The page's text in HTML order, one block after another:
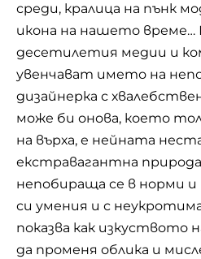
среди, кралица на пънк
икона на нашето време…
десетилетия медии и
увенчават името на
дизайнерка с
може би онова, което
на върха, е нейната
екстравагантна
непобираща се в норми и
си умения и с
показва как изкуството
да променя облика и